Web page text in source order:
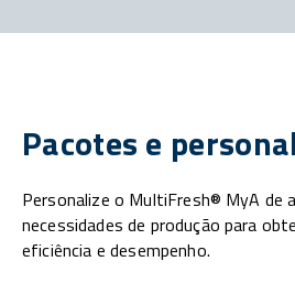
Pacotes e
Personalize o MultiFresh® MyA de
necessidades de produção para
eficiência e desempenho.